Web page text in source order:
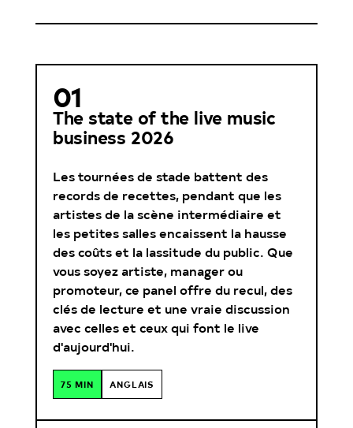
01
The state of the live music
business 2026
Les tournées de stade battent des
records de recettes, pendant que les
artistes de la scène intermédiaire et
les petites salles encaissent la hausse
des coûts et la lassitude du public. Que
vous soyez artiste, manager ou
promoteur, ce panel offre du recul, des
clés de lecture et une vraie discussion
avec celles et ceux qui font le live
d'aujourd'hui.
75 MIN ANGLAIS